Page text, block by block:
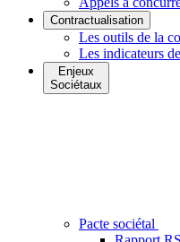
Contractualisation
Les outils de la
Les indicateurs
Enjeux
Sociétaux
Pacte sociétal